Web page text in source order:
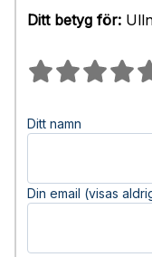
Ditt betyg för:
Ditt namn
Din email (visas